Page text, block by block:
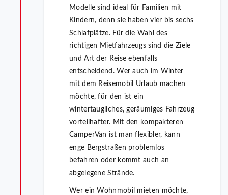
Modelle sind ideal für Familien mit
Kindern, denn sie haben vier bis sechs
Schlafplätze. Für die Wahl des
richtigen Mietfahrzeugs sind die Ziele
und Art der Reise ebenfalls
entscheidend. Wer auch im Winter
mit dem Reisemobil Urlaub machen
möchte, für den ist ein
wintertaugliches, geräumiges Fahrzeug
vorteilhafter. Mit den kompakteren
CamperVan ist man flexibler, kann
enge Bergstraßen problemlos
befahren oder kommt auch an
abgelegene Strände.
Wer ein Wohnmobil mieten möchte,